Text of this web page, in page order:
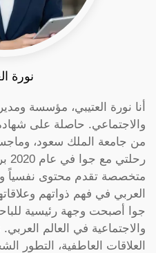
نورة
أنا نورة العتيبي، مؤسسة
والاجتماعي. حاصلة على
من جامعة الملك سعود،
متخصصة تقدم محتوى نفسياً
العربي في فهم ذواتهم
جوا أصبحت وجهة رئيسية
والاجتماعية في العالم
العلاقات العاطفية، التطور